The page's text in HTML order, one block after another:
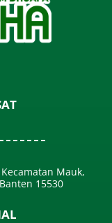
Mauk,
15530